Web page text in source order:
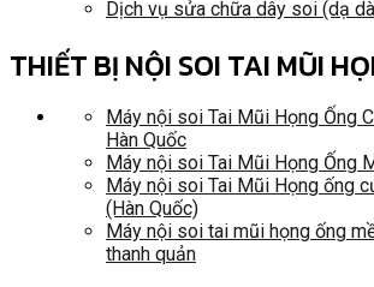
Dịch vụ sửa chữa dây soi (dạ
THIẾT BỊ NỘI SOI TAI MŨI
Máy nội soi Tai Mũi Họng Ống
Hàn Quốc
Máy nội soi Tai Mũi Họng Ống
Máy nội soi Tai Mũi Họng ống
(Hàn Quốc)
Máy nội soi tai mũi họng ống
thanh quản